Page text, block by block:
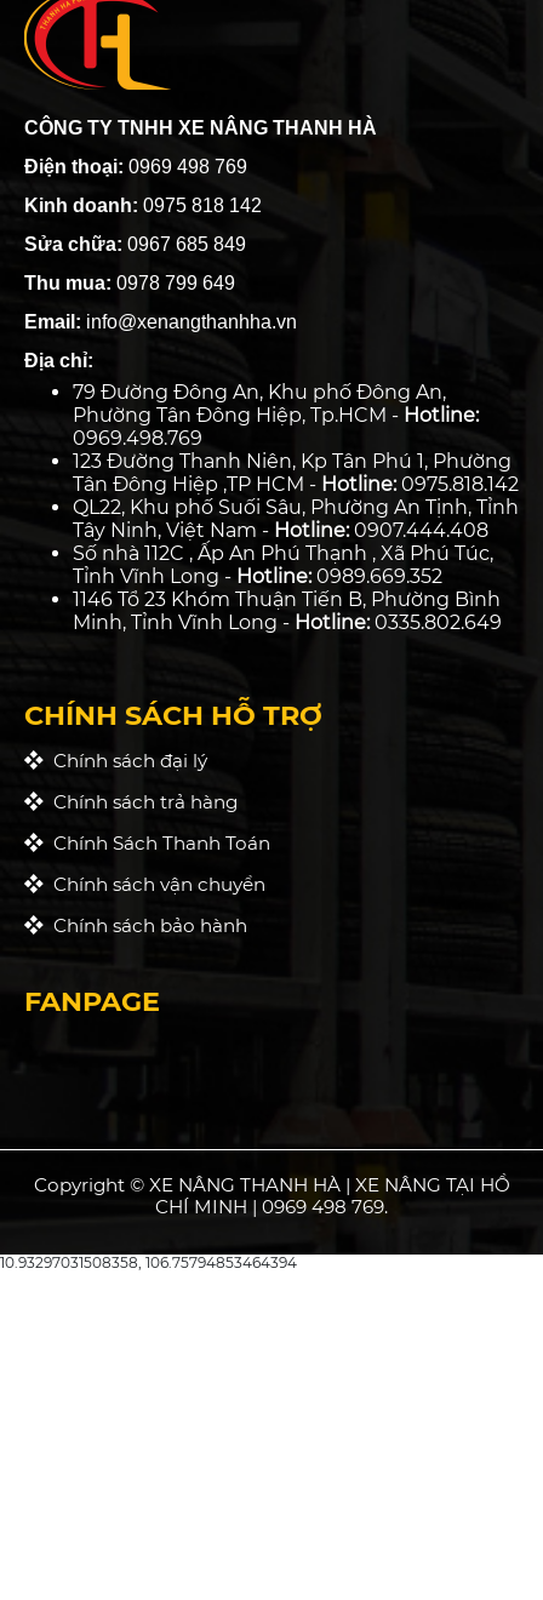
CÔNG TY TNHH XE NÂNG THANH HÀ
Điện thoại: 0969 498 769
Kinh doanh: 0975 818 142
Sửa chữa: 0967 685 849
Thu mua: 0978 799 649
Email: info@xenangthanhha.vn
Địa chỉ:
79 Đường Đông An, Khu phố Đông An,
Phường Tân Đông Hiệp, Tp.HCM - Hotline:
0969.498.769
123 Đường Thanh Niên, Kp Tân Phú 1, Phường
Tân Đông Hiệp ,TP HCM - Hotline:0975.818.142
QL22, Khu phố Suối Sâu, Phường An Tịnh, Tỉnh
Tây Ninh, Việt Nam - Hotline:0907.444.408
Số nhà 112C , Ấp An Phú Thạnh , Xã Phú Túc,
Tỉnh Vĩnh Long - Hotline:0989.669.352
1146 Tổ 23 Khóm Thuận Tiến B, Phường Bình
Minh, Tỉnh Vĩnh Long - Hotline:0335.802.649
CHÍNH SÁCH HỖ TRỢ
Chính sách đại lý
Chính sách trả hàng
Chính Sách Thanh Toán
Chính sách vận chuyển
Chính sách bảo hành
FANPAGE
Copyright © XE NÂNG THANH HÀ | XE NÂNG TẠI HỒ
CHÍ MINH | 0969 498 769.
10.93297031508358, 106.75794853464394